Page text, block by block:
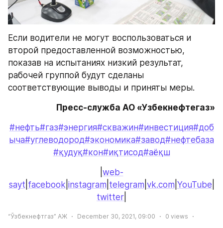
Если водители не могут воспользоваться и
второй предоставленной возможностью,
показав на испытаниях низкий результат,
рабочей группой будут сделаны
соответствующие выводы и приняты меры.
Пресс-служба АО «Узбекнефтегаз»
#нефть#газ#энергия#скважин#инвестиция#доб
ыча#углеводород#экономика#завод#нефтебаза
#қудуқ#кон#иқтисод#аёқш
web-
sayt facebook instagram telegram vk.com YouTube
twitter
“Ўзбекнефтгаз” АЖ December 30, 2021, 09:00 0 views